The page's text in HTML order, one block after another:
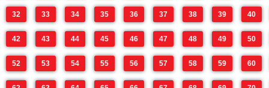
32 33 34 35 36 37 38 39 40
42 43 44 45 46 47 48 49 50
52 53 54 55 56 57 58 59 60